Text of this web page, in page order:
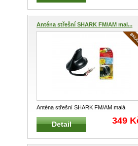
Anténa střešní SHARK FM/AM mal...
Anténa střešní SHARK FM/AM malá
40265 Automobilová střešní anténa
...
Detail 349